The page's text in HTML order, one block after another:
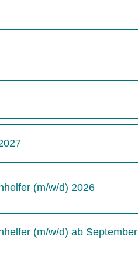
(m/w/d) 2026
(m/w/d) ab September